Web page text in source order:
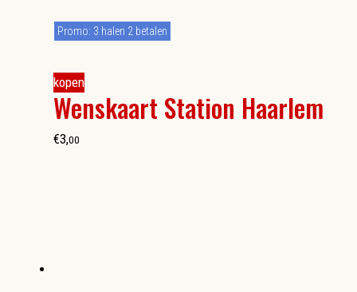
kopen
Wenskaart Station Haarlem
Promo: 3 halen 2 betalen
€3,00